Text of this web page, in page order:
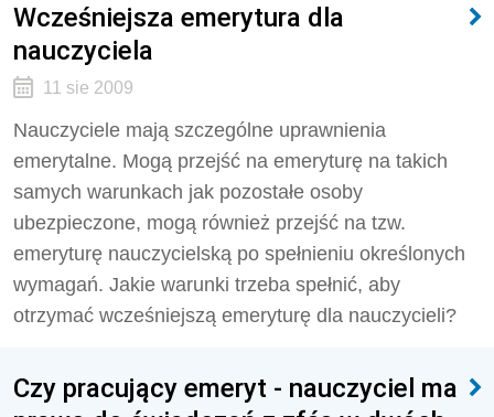
Wcześniejsza emerytura dla
nauczyciela
11 sie 2009
Nauczyciele mają szczególne uprawnienia
emerytalne. Mogą przejść na emeryturę na takich
samych warunkach jak pozostałe osoby
ubezpieczone, mogą również przejść na tzw.
emeryturę nauczycielską po spełnieniu określonych
wymagań. Jakie warunki trzeba spełnić, aby
otrzymać wcześniejszą emeryturę dla nauczycieli?
Czy pracujący emeryt - nauczyciel ma